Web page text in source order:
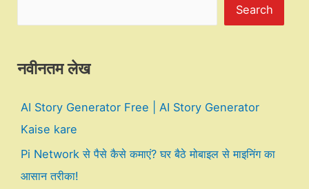
Search
नवीनतम लेख
AI Story Generator Free | AI Story Generator
Kaise kare
Pi Network से पैसे कैसे कमाएं? घर बैठे मोबाइल से माइनिंग का
आसान तरीका!